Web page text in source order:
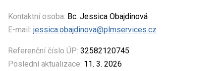
Kontaktní osoba: Bc. Jessica Obajdinová
E-mail: jessica.obajdinova@plmservices.cz
Referenční číslo ÚP: 32582120745
Poslední aktualizace: 11. 3. 2026